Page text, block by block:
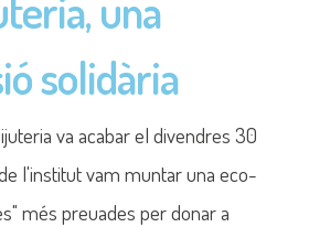
solidària
va acabar el divendres 30
l'institut vam muntar una eco-
més preuades per donar a